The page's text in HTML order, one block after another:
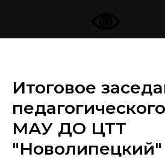
Итоговое
МАУ ДО ЦТТ
"Новолипецкий"